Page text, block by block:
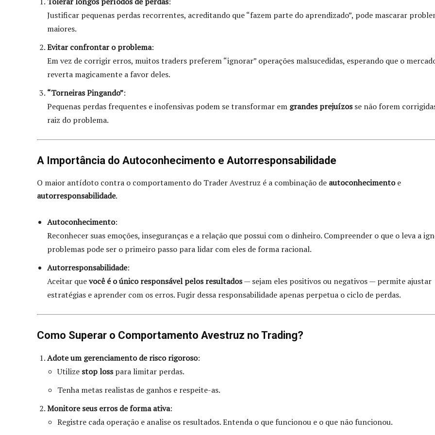
Justificar pequenas perdas recorrentes, acreditando que “fazem parte do aprendizado”, pode mascarar
maiores.
Evitar confrontar o problema:
Em vez de corrigir erros, muitos traders preferem “ignorar” operações malsucedidas, esperando que o
reverta magicamente a favor deles.
“Torneiras Pingando”:
Pequenas perdas frequentes e inofensivas podem se transformar em grandes prejuízosse não forem
raiz do problema.
A Importância do Autoconhecimento e Autorresponsabilidade
O maior antídoto contra o comportamento do Trader Avestruz é a combinação de autoconhecimentoe
autorresponsabilidade.
Autoconhecimento:
Reconhecer suas emoções, inseguranças e a relação que possui com o dinheiro. Compreender o que o leva a
problemas pode ser o primeiro passo para lidar com eles de forma racional.
Autorresponsabilidade:
Aceitar quevocê é o único responsável pelos resultados— sejam eles positivos ou negativos — permite ajustar
estratégias e aprender com os erros. Fugir dessa responsabilidade apenas perpetua o ciclo de perdas.
Como Superar o Comportamento Avestruz no Trading?
Adote um gerenciamento de risco rigoroso:
Utilize stop losspara limitar perdas.
Tenha metas realistas de ganhos e respeite-as.
Monitore seus erros de forma ativa:
Registre cada operação e analise os resultados. Entenda o que funcionou e o que não funcionou.